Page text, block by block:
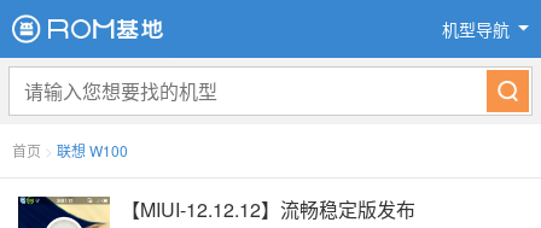
机型导航
首页 > 联想 W100
【MIUI-12.12.12】流畅稳定版发布